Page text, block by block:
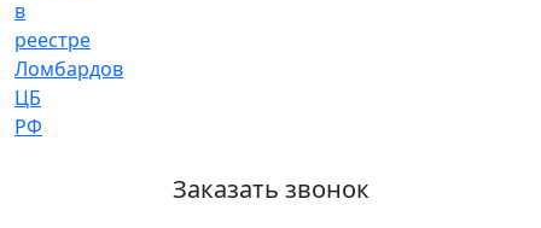
Заказать звонок